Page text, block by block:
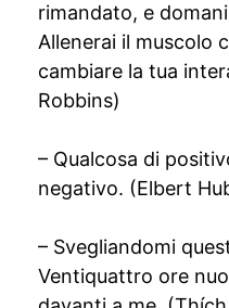
rimandato, e
Allenerai il muscolo
cambiare la tua
Robbins)
– Qualcosa di
negativo. (Elbert
– Svegliandomi
Ventiquattro ore